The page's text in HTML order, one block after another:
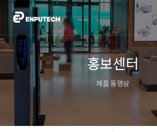
홍보센터
제품 동영상